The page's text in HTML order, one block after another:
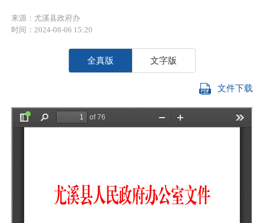
来源：尤溪县政府办
时间：2024-08-06 15:20
全真版 文字版
文件下载